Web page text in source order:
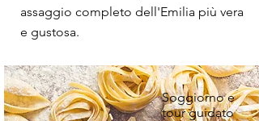
assaggio completo dell'Emilia più vera
e gustosa.
Soggiorno e
tour guidato